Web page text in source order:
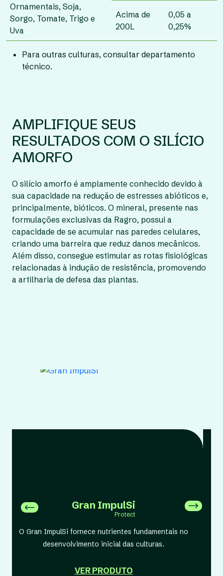
Ornamentais, Soja,
Sorgo, Tomate, Trigo e
Uva
Acima de
200L
0,05 a
0,25%
Para outras culturas, consultar departamento
técnico.
AMPLIFIQUE SEUS
RESULTADOS COM O SILÍCIO
AMORFO
O silício amorfo é amplamente conhecido devido à
sua capacidade na redução de estresses abióticos e,
principalmente, bióticos. O mineral, presente nas
formulações exclusivas da Ragro, possui a
capacidade de se acumular nas paredes celulares,
criando uma barreira que reduz danos mecânicos.
Além disso, consegue estimular as rotas fisiológicas
relacionadas à indução de resistência, promovendo
a artilharia de defesa das plantas.
Gran ImpulSi
Protect
O Gran ImpulSi fornece nutrientes fundamentais no
desenvolvimento inicial das culturas.
VER PRODUTO